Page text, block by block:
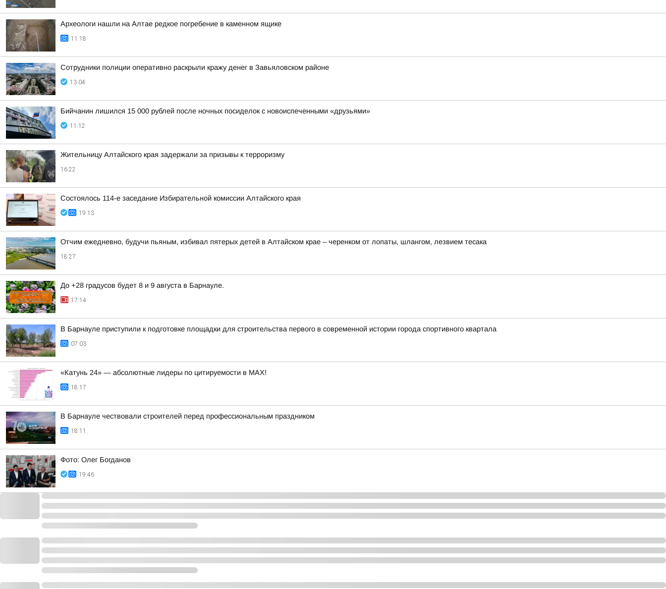
Археологи нашли на Алтае редкое погребение в каменном ящике
11:18
Сотрудники полиции оперативно раскрыли кражу денег в Завьяловском районе
13:04
Бийчанин лишился 15 000 рублей после ночных посиделок с новоиспеченными «друзьями»
11:12
Жительницу Алтайского края задержали за призывы к терроризму
16:22
Состоялось 114-е заседание Избирательной комиссии Алтайского края
19:13
Отчим ежедневно, будучи пьяным, избивал пятерых детей в Алтайском крае – черенком от лопаты, шлангом, лезвием тесака
18:27
До +28 градусов будет 8 и 9 августа в Барнауле.
17:14
В Барнауле приступили к подготовке площадки для строительства первого в современной истории города спортивного квартала
07:03
«Катунь 24» — абсолютные лидеры по цитируемости в MAX!
18:17
В Барнауле чествовали строителей перед профессиональным праздником
18:11
Фото: Олег Богданов
19:46